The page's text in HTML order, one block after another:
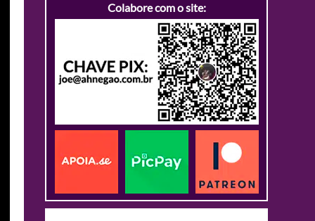
Colabore com o site: